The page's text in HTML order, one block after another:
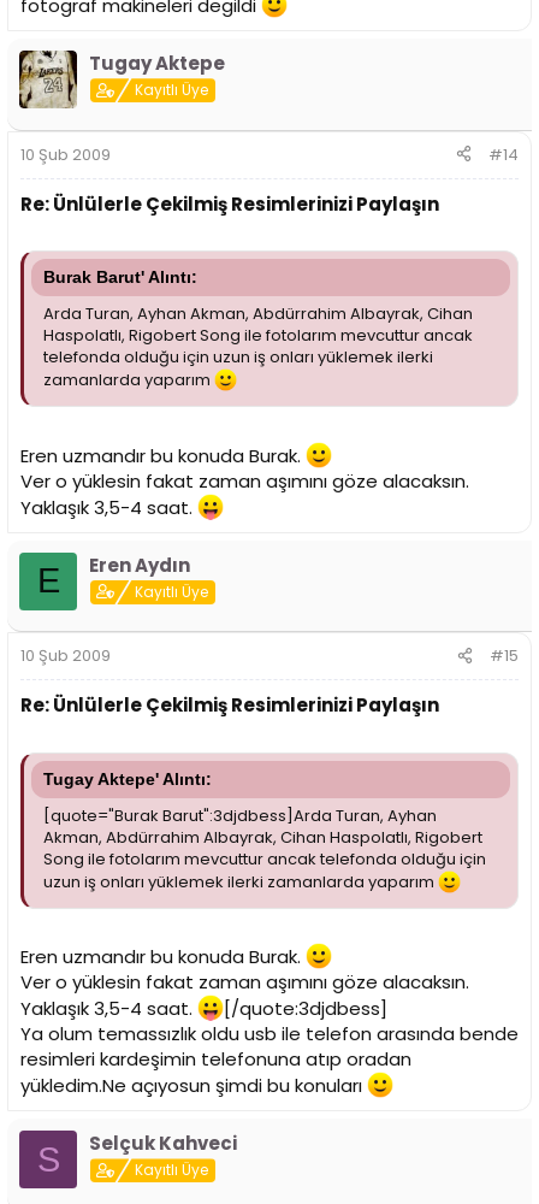
fotograf makineleri degildi
Tugay Aktepe
Kayıtlı Üye
10 Şub 2009 #14
Re: Ünlülerle Çekilmiş Resimlerinizi Paylaşın
Burak Barut' Alıntı:
Arda Turan, Ayhan Akman, Abdürrahim Albayrak, Cihan
Haspolatlı, Rigobert Song ile fotolarım mevcuttur ancak
telefonda olduğu için uzun iş onları yüklemek ilerki
zamanlarda yaparım
Eren uzmandır bu konuda Burak.
Ver o yüklesin fakat zaman aşımını göze alacaksın.
Yaklaşık 3,5-4 saat.
E Eren Aydın
Kayıtlı Üye
10 Şub 2009 #15
Re: Ünlülerle Çekilmiş Resimlerinizi Paylaşın
Tugay Aktepe' Alıntı:
[quote="Burak Barut":3djdbess]Arda Turan, Ayhan
Akman, Abdürrahim Albayrak, Cihan Haspolatlı, Rigobert
Song ile fotolarım mevcuttur ancak telefonda olduğu için
uzun iş onları yüklemek ilerki zamanlarda yaparım
Eren uzmandır bu konuda Burak.
Ver o yüklesin fakat zaman aşımını göze alacaksın.
Yaklaşık 3,5-4 saat.
[/quote:3djdbess]
Ya olum temassızlık oldu usb ile telefon arasında bende
resimleri kardeşimin telefonuna atıp oradan
yükledim.Ne açıyosun şimdi bu konuları
S Selçuk Kahveci
Kayıtlı Üye